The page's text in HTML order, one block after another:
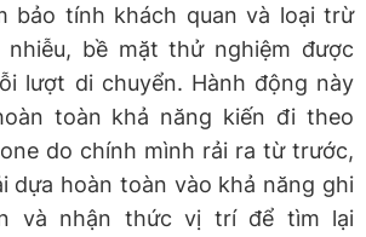
bảo tính khách quan và loại trừ
bề mặt thử nghiệm được
lượt di chuyển. Hành động này
toàn khả năng kiến đi theo
do chính mình rải ra từ trước,
dựa hoàn toàn vào khả năng ghi
và nhận thức vị trí để tìm lại